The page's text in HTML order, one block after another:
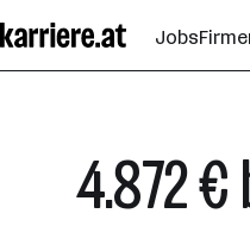
Seiteninhalt
springen
Jobs
4.872